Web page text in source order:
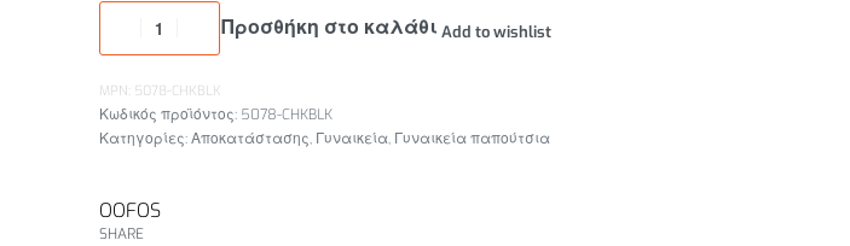
Προσθήκη στο καλάθι Add to wishlist
MPN: 5078-CHKBLK
5078-CHKBLK
Κατηγορίες:Αποκατάστασης, Γυναικεία, Γυναικεία παπούτσια
OOFOS
SHARE